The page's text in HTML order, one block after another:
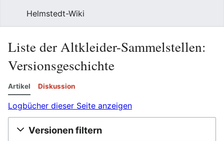
Helmstedt-Wiki
Liste der Altkleider-Sammelstellen:
Versionsgeschichte
Artikel Diskussion
Logbücher dieser Seite anzeigen
Versionen filtern